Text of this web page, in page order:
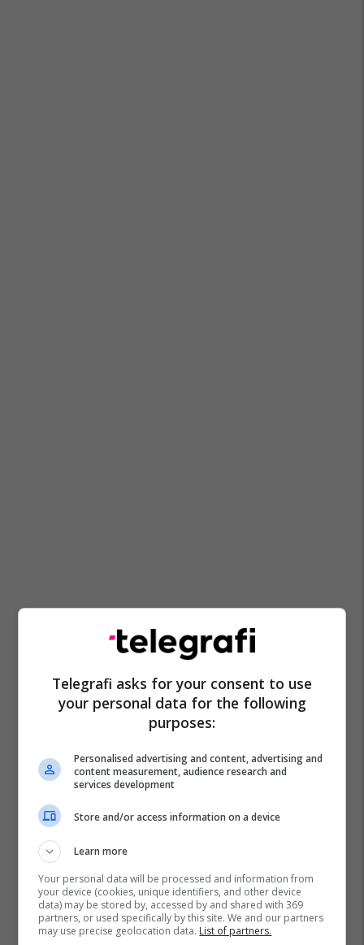
Marc-Andre Ter Stegen
Notat E Lojtarëve
Superkupa E Spanjës
Barcelona
Telegrafi asks for your consent to use
your personal data for the following
purposes:
Personalised advertising and content, advertising and
content measurement, audience research and
services development
Store and/or access information on a device
Learn more
Your personal data will be processed and information from
your device (cookies, unique identifiers, and other device
data) may be stored by, accessed by and shared with 369
partners, or used specifically by this site. We and our partners
may use precise geolocation data. List of partners.